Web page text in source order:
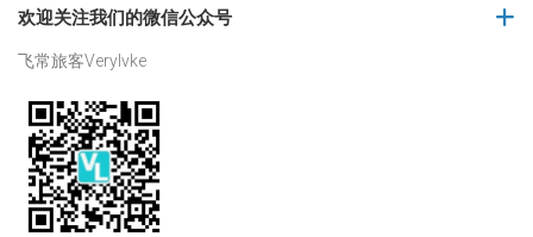
欢迎关注我们的微信公众号
飞常旅客Verylvke